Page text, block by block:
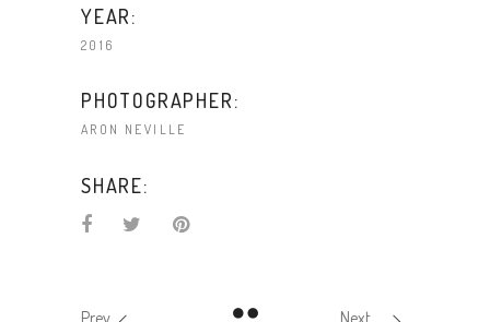
YEAR:
2016
PHOTOGRAPHER:
ARON NEVILLE
SHARE: